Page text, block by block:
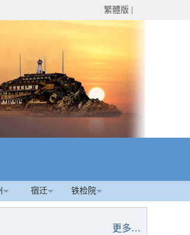
繁體版
宿迁 铁检院
更多…